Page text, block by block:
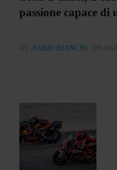
passione capace di
BY FABIO BIANCHI ON